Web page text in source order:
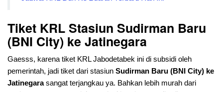
Tiket KRL Stasiun Sudirman Baru
(BNI City) ke Jatinegara
Gaesss, karena tiket KRL Jabodetabek ini di subsidi oleh
pemerintah, jadi tiket dari stasiun Sudirman Baru (BNI City) ke
Jatinegarasangat terjangkau ya. Bahkan lebih murah dari